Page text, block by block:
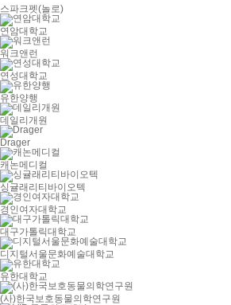
스파크펫(놀로)
연암대학교
워크앤런
연성대학교
유한양행
데일리개원
Drager
캐논메디컬
싱귤래리티바이오텍
경인여자대학교
대구가톨릭대학교
디지털서울문화예술대학교
유한대학교
(사)한국보호동물의학연구원